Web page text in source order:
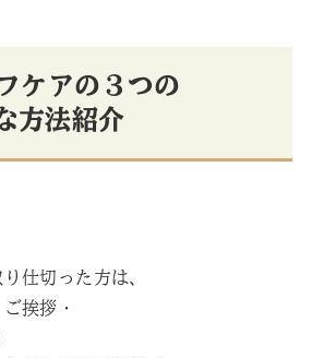
ケアの３つの
方法紹介
仕切った方は、
挨拶・